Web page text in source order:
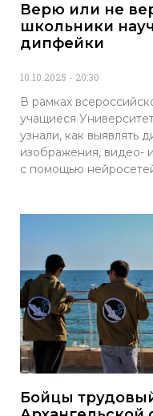
Верю или не
школьники
дипфейки
10.10.2025 20:30
В рамках
учащиеся
узнали, как выявлять
изображения, видео-
с помощью
Бойцы